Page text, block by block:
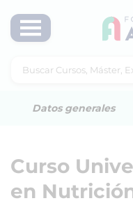
Datos generales
Curso
en